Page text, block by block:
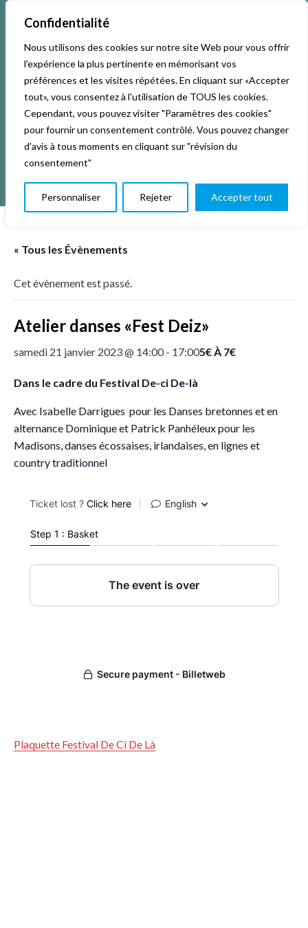
Confidentialité
Nous utilisons des cookies sur notre site Web pour vous offrir
l'expérience la plus pertinente en mémorisant vos
préférences et les visites répétées. En cliquant sur «Accepter
tout», vous consentez à l'utilisation de TOUS les cookies.
Cependant, vous pouvez visiter "Paramètres des cookies"
pour fournir un consentement contrôlé. Vous pouvez changer
d'avis à tous moments en cliquant sur "révision du
consentement"
Personnaliser Rejeter Accepter tout
Accueil Activités & Inscriptions
Événements Studios L’association
La vie de La KAB’ Club
« Tous les Évènements
Cet évènement est passé.
Atelier danses «Fest Deiz»
samedi 21 janvier 2023 @ 14:00- 17:005€ À 7€
Dans le cadre du Festival De-ci De-là
Avec Isabelle Darrigues pour les Danses bretonnes et en
alternance Dominique et Patrick Panhéleux pour les
Madisons, danses écossaises, irlandaises, en lignes et
country traditionnel
Plaquette Festival De Ci De Là